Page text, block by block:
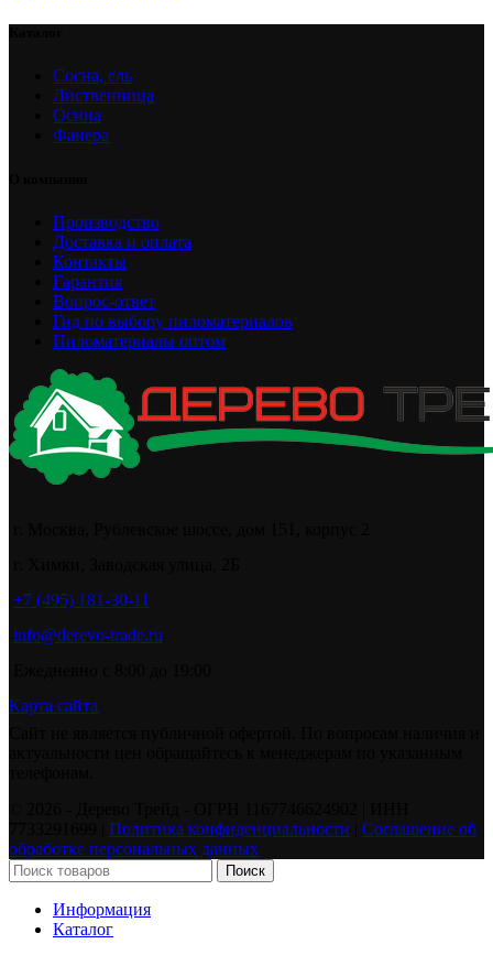
Сосна, ель
Лиственница
Осина
Фанера
Производство
Доставка и оплата
Контакты
Гарантия
Вопрос-ответ
Гид по выбору пиломатериалов
Пиломатериалы оптом
+7 (495) 181-30-11
info@derevo-trade.ru
Карта сайта
Политика конфиденциальности
Соглашение об
обработке персональных данных
Поиск
Информация
Каталог